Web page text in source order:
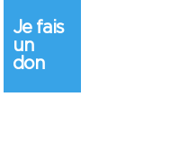
Je fais
un
don